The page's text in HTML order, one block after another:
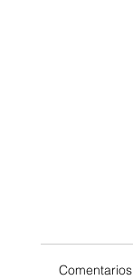
Comentarios